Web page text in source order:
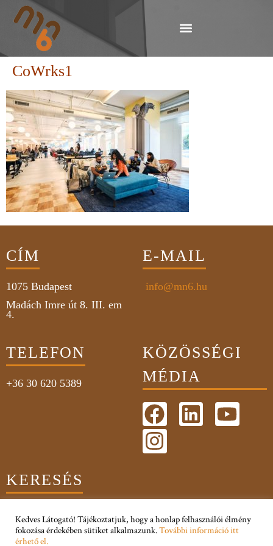
CoWrks1
CÍM
1075 Budapest
Madách Imre út 8. III. em
4.
E-MAIL
info@mn6.hu
TELEFON
+36 30 620 5389
KÖZÖSSÉGI
MÉDIA
KERESÉS
Adatkezelési Tájékoztató
Kedves Látogató! Tájékoztatjuk, hogy a honlap felhasználói élmény
fokozása érdekében sütiket alkalmazunk.További információ itt
érhető el.